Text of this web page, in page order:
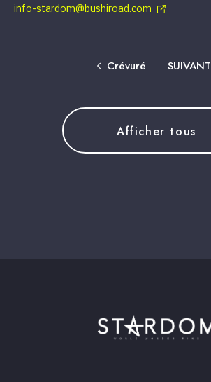
info-stardom@bushiroad.com
Crévuré SUIVANT
Afficher tous